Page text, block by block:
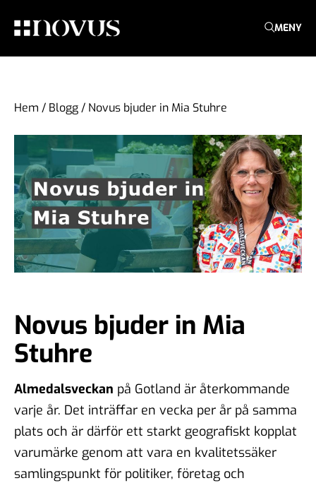
MENY
Hem / Blogg/ Novus bjuder in Mia Stuhre
Novus bjuder in Mia
Stuhre
Almedalsveckan på Gotland är återkommande
varje år. Det inträffar en vecka per år på samma
plats och är därför ett starkt geografiskt kopplat
varumärke genom att vara en kvalitetssäker
samlingspunkt för politiker, företag och